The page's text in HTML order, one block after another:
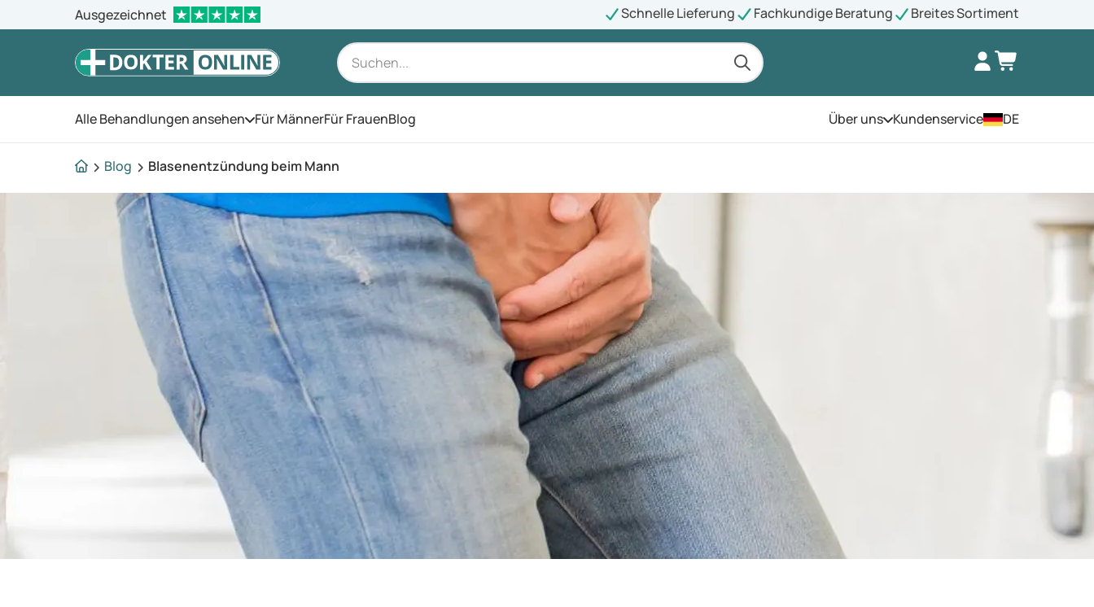
Ausgezeichnet Schnelle Lieferung Fachkundige Beratung Breites Sortiment
Alle Behandlungen ansehen Öffnen Sie das Menü
Für MännerFür FrauenBlog Über unsÖffnen Sie das Menü
Kundenservice DE
Blog Blasenentzündung beim Mann